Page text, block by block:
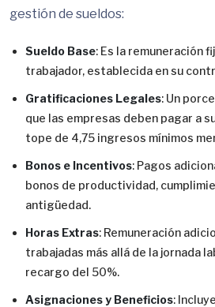
gestión de sueldos:
Sueldo Base: Es la remuneración
trabajador, establecida en su
Gratificaciones Legales: Un
que las empresas deben pagar a
tope de 4,75 ingresos mínimos
Bonos e Incentivos: Pagos
bonos de productividad,
antigüedad.
Horas Extras: Remuneración
trabajadas más allá de la jornada
recargo del 50%.
Asignaciones y Beneficios: